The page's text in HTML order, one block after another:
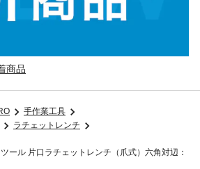
商品
手作業工具
ラチェットレンチ
ール 片口ラチェットレンチ（爪式）六角対辺：